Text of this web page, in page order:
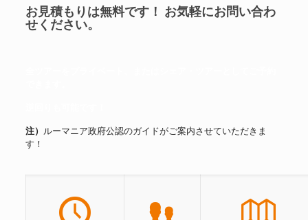
お見積もりは無料です！ お気軽にお問い合わ
せください。
注） ルーマニア政府公認のガイドがご案内させていただきま
す！